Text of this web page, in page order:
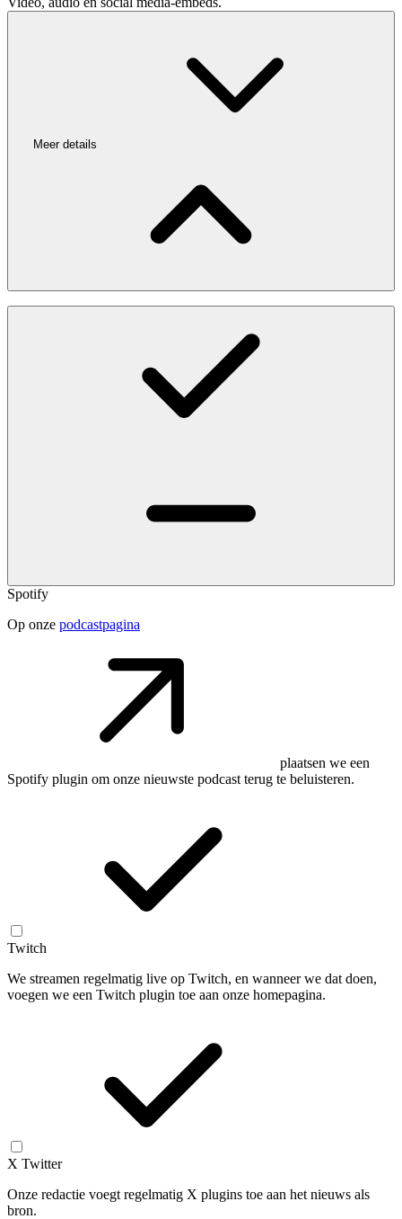
Meer details
Spotify
Op onze podcastpagina
plaatsen we een
Spotify plugin om onze nieuwste podcast terug te beluisteren.
Twitch
We streamen regelmatig live op Twitch, en wanneer we dat doen,
voegen we een Twitch plugin toe aan onze homepagina.
X Twitter
Onze redactie voegt regelmatig X plugins toe aan het nieuws als
bron.